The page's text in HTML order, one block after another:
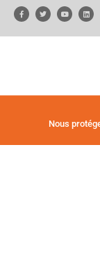
Nous